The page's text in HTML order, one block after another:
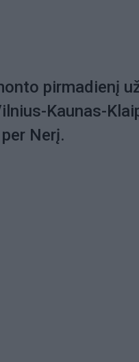
pirmadienį
Kaunas-
Nerį.